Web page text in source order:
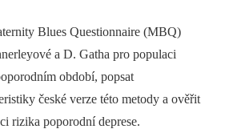
Blues Questionnaire (MBQ)
a D. Gatha pro populaci
období, popsat
české verze této metody a ověřit
rizika poporodní deprese.